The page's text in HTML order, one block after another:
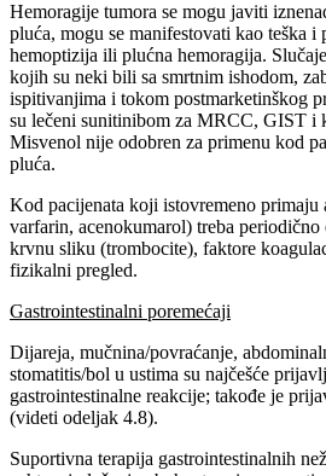
Hemoragije tumora se mogu javiti
pluća, mogu se manifestovati kao teška i
hemoptizija ili plućna hemoragija.
kojih su neki bili sa smrtnim ishodom,
ispitivanjima i tokom postmarketinškog
su lečeni sunitinibom za MRCC, GIST i
Misvenol nije odobren za primenu kod
pluća.
Kod pacijenata koji istovremeno primaju
varfarin, acenokumarol) treba
krvnu sliku (trombocite), faktore
fizikalni pregled.
Gastrointestinalni poremećaji
Dijareja, mučnina/povraćanje,
stomatitis/bol u ustima su najčešće
gastrointestinalne reakcije; takođe je
(videti odeljak 4.8).
Suportivna terapija gastrointestinalnih